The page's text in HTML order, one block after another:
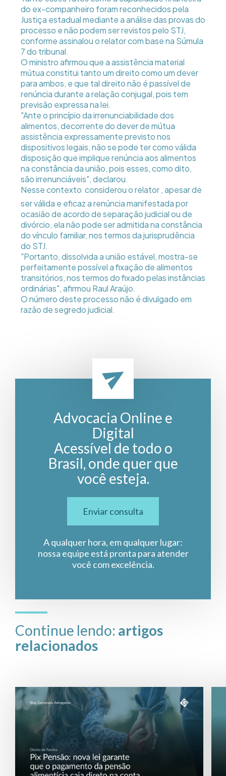
do ex-companheiro foram reconhecidos pela
Justiça estadual mediante a análise das provas do
processo e não podem ser revistos pelo STJ,
conforme assinalou o relator com base na Súmula
7 do tribunal.
O ministro afirmou que a assistência material
mútua constitui tanto um direito como um dever
para ambos, e que tal direito não é passível de
renúncia durante a relação conjugal, pois tem
previsão expressa na lei.
"Ante o princípio da irrenunciabilidade dos
alimentos, decorrente do dever de mútua
assistência expressamente previsto nos
dispositivos legais, não se pode ter como válida
disposição que implique renúncia aos alimentos
na constância da união, pois esses, como dito,
são irrenunciáveis", declarou.
Nesse contexto  considerou o relator , apesar de
ser válida e eficaz a renúncia manifestada por
ocasião de acordo de separação judicial ou de
divórcio, ela não pode ser admitida na constância
do vínculo familiar, nos termos da jurisprudência
do STJ.
"Portanto, dissolvida a união estável, mostra-se
perfeitamente possível a fixação de alimentos
transitórios, nos termos do fixado pelas instâncias
ordinárias", afirmou Raul Araújo.
O número deste processo não é divulgado em
razão de segredo judicial.
Advocacia Online e
Digital
Acessível de todo o
Brasil, onde quer que
você esteja.
Enviar consulta
A qualquer hora, em qualquer lugar:
nossa equipe está pronta para atender
você com excelência.
Continue lendo: artigos
relacionados